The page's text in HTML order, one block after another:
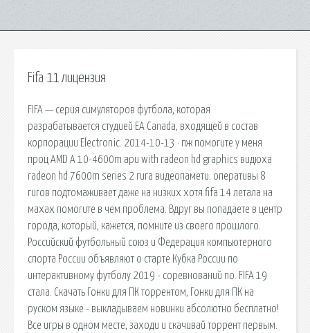
Fifa 11 лицензия
FIFA — серия симуляторов футбола, которая
разрабатывается студией EA Canada, входящей в состав
корпорации Electronic. 2014-10-13 · пж помогите у меня
проц AMD A 10-4600m apu with radeon hd graphics видюха
radeon hd 7600m series 2 гига видеопамети. оперативы 8
гигов подтомаживает даже на низких хотя fifa 14 летала на
махах помогите в чем проблема. Вдруг вы попадаете в центр
города, который, кажется, помните из своего прошлого.
Российский футбольный союз и Федерация компьютерного
спорта России объявляют о старте Кубка России по
интерактивному футболу 2019 - соревнований по. FIFA 19
стала. Скачать Гонки для ПК торрентом, Гонки для ПК на
руском языке - выкладываем новинки абсолютно бесплатно!
Все игры в одном месте, заходи и скачивай торрент первым.